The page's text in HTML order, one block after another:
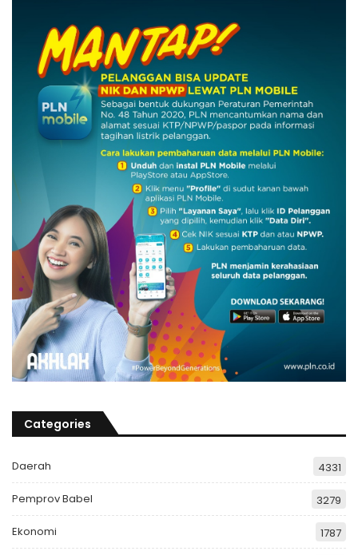
Categories
Daerah 4331
Pemprov Babel 3279
Ekonomi 1787